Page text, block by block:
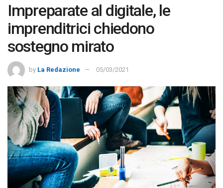
Impreparate al digitale, le
imprenditrici chiedono
sostegno mirato
by La Redazione 05/03/2021